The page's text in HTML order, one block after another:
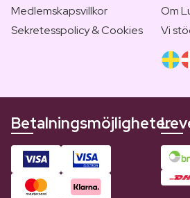
Medlemskapsvillkor
Sekretesspolicy & Cookies
Om
Vi
Betalningsmöjligheter